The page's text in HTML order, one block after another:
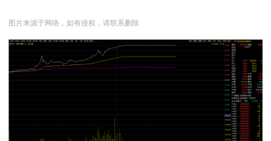
图片来源于网络，如有侵权，请联系删除